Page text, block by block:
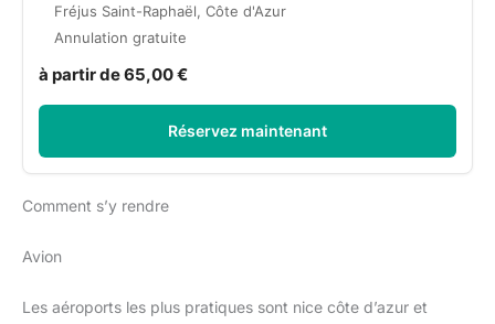
Fréjus Saint-Raphaël, Côte d'Azur
Annulation gratuite
à partir de 65,00 €
Réservez maintenant
Comment s’y rendre
Avion
Les aéroports les plus pratiques sont nice côte d’azur et